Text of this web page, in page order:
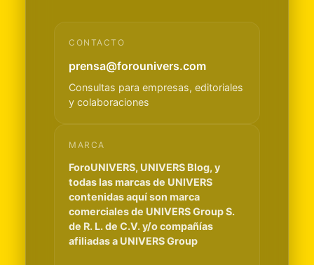
CONTACTO
prensa@forounivers.com
Consultas para empresas, editoriales
y colaboraciones
MARCA
ForoUNIVERS, UNIVERS Blog, y
todas las marcas de UNIVERS
contenidas aquí son marca
comerciales de UNIVERS Group S.
de R. L. de C.V. y/o compañías
afiliadas a UNIVERS Group